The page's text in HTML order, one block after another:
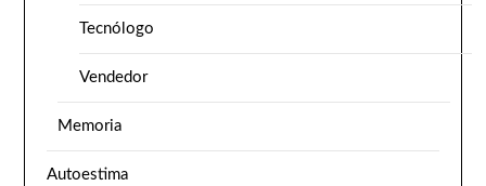
Tecnólogo
Vendedor
Memoria
Autoestima